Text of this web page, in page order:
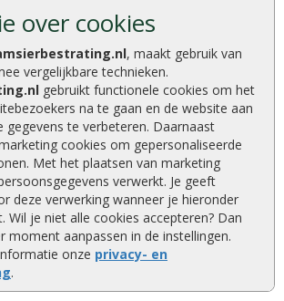
over cookies
, maakt gebruik van
vergelijkbare technieken.
gebruikt functionele cookies om het
na te gaan en de website aan
gegevens te verbeteren. Daarnaast
cookies om gepersonaliseerde
Met het plaatsen van marketing
verwerkt. Je geeft
deze verwerking wanneer je hieronder
Wil je niet alle cookies accepteren? Dan
moment aanpassen in de instellingen.
onze privacy- en
.